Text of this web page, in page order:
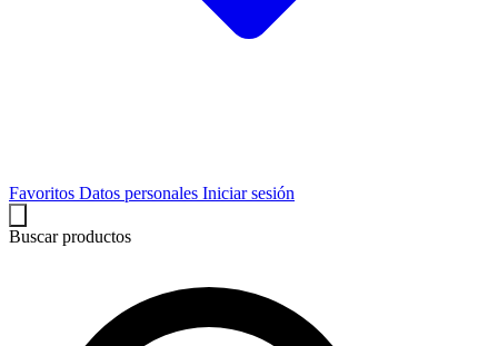
Favoritos Datos personales Iniciar sesión
Buscar productos